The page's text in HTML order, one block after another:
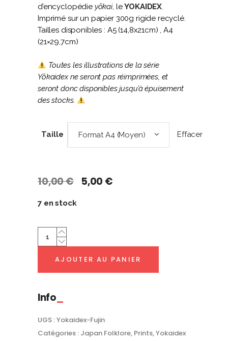
d’encyclopédie yōkai, leYOKAIDEX.
Imprimé sur un papier 300g rigide recyclé.
Tailles disponibles : A5 (14,8x21cm) , A4
(21×29,7cm)
Toutes les illustrations de la série
Yōkaidex ne seront pas réimprimées, et
seront donc disponibles jusqu’à épuisement
des stocks.
Taille Format A4 (Moyen) Effacer
10,00€ Le
5,00 €Le
7 en stock
|
YokaidexAJOUTER AU PANIER
Info
UGS :Yokaidex-Fujin
Catégories : Japan Folklore, Prints,Yokaidex